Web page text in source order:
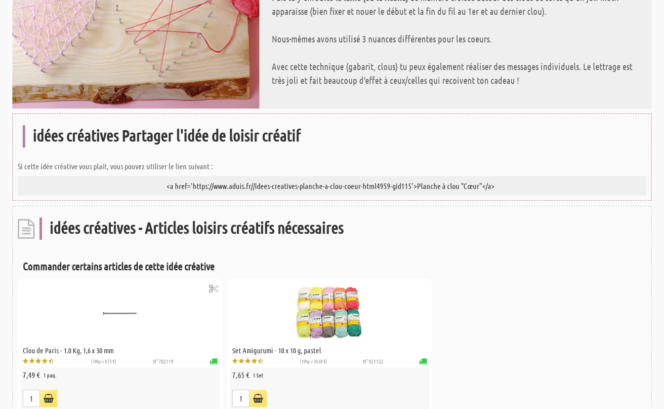
apparaisse (bien fixer et nouer le début et la fin du fil au 1er et au dernier clou).
Nous-mêmes avons utilisé 3 nuances différentes pour les coeurs.
Avec cette technique (gabarit, clous) tu peux également réaliser des messages individuels. Le lettrage est
très joli et fait beaucoup d‘effet à ceux/celles qui recoivent ton cadeau !
idées créatives Partager l'idée de loisir créatif
Si cette idée créative vous plait, vous pouvez utiliser le lien suivant :
idées créatives - Articles loisirs créatifs nécessaires
Commander certains articles de cette idée créative
Clou de Paris - 1.0 Kg, 1,6 x 30 mm
(100g = 0,75 €) N° 702119
7,49 € 1 paq.
Set Amigurumi - 10 x 10 g, pastel
(100g = 30,60 €) N° 921132
7,65 € 1 Set